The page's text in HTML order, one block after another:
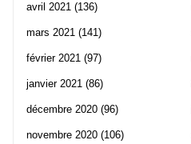
avril 2021 (136)
mars 2021 (141)
février 2021 (97)
janvier 2021 (86)
décembre 2020 (96)
novembre 2020 (106)